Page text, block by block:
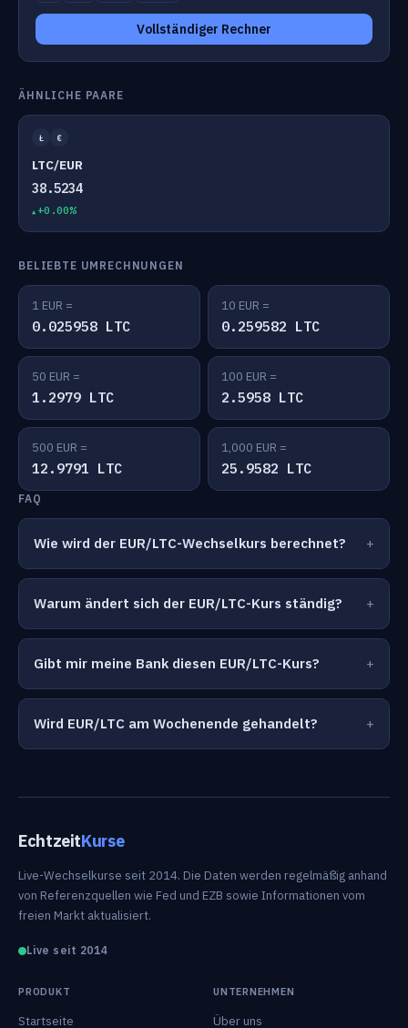
Vollständiger Rechner
ÄHNLICHE PAARE
Ł €
LTC/EUR
38.5234
+0.00%
BELIEBTE UMRECHNUNGEN
1 EUR =
0.025958 LTC
10 EUR =
0.259582 LTC
50 EUR =
1.2979 LTC
100 EUR =
2.5958 LTC
500 EUR =
12.9791 LTC
1,000 EUR =
25.9582 LTC
FAQ
Wie wird der EUR/LTC-Wechselkurs berechnet?
Warum ändert sich der EUR/LTC-Kurs ständig?
Gibt mir meine Bank diesen EUR/LTC-Kurs?
Wird EUR/LTC am Wochenende gehandelt?
EchtzeitKurse
Live-Wechselkurse seit 2014. Die Daten werden regelmäßig anhand
von Referenzquellen wie Fed und EZB sowie Informationen vom
freien Markt aktualisiert.
Live seit 2014
PRODUKT
Startseite
UNTERNEHMEN
Über uns